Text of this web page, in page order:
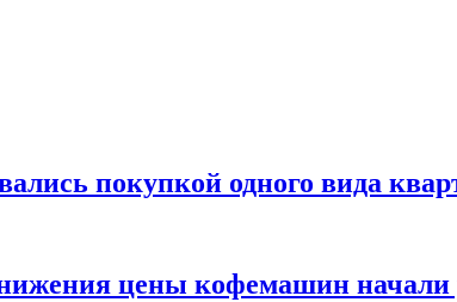
покупкой одного вида
цены кофемашин начали